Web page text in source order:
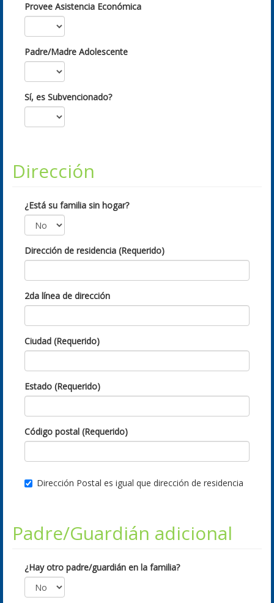
Provee Asistencia Económica
Padre/Madre Adolescente
Sí, es Subvencionado?
Dirección
¿Está su familia sin hogar?
Dirección de residencia (Requerido)
2da línea de dirección
Ciudad (Requerido)
Estado (Requerido)
Código postal (Requerido)
Dirección Postal es igual que dirección de residencia
Padre/Guardián adicional
¿Hay otro padre/guardián en la familia?